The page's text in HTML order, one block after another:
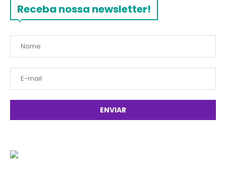
Receba nossa newsletter!